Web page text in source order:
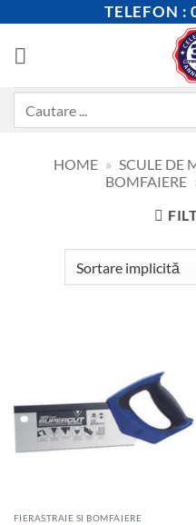
content
TELEFON :
HOME » SCULE DE
BOMFAIERE
FIERASTRAIE SI BOMFAIERE